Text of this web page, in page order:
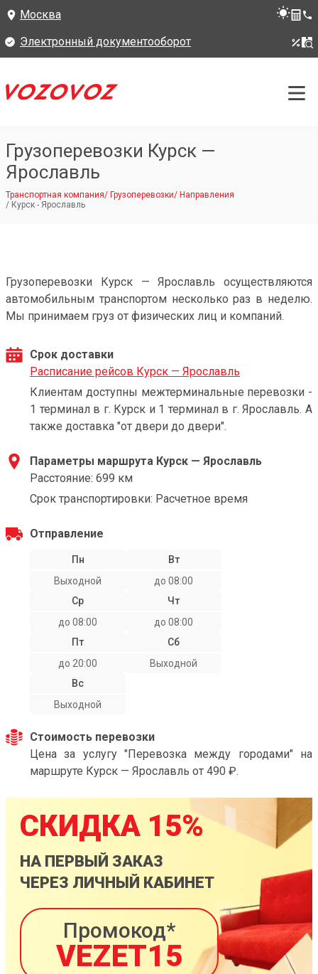
Москва
Электронный документооборот
Грузоперевозки Курск —
Ярославль
Транспортная компания/ Грузоперевозки/ Направления
/ Курск - Ярославль
Грузоперевозки Курск — Ярославль осуществляются
автомобильным транспортом несколько раз в неделю.
Мы принимаем груз от физических лиц и компаний.
Срок доставки
Расписание рейсов Курск — Ярославль
Клиентам доступны межтерминальные перевозки -
1 терминал в г. Курск и 1 терминал в г. Ярославль. А
также доставка "от двери до двери".
Параметры маршрута Курск — Ярославль
Расстояние: 699 км
Срок транспортировки: Расчетное время
Отправление
Пн
Выходной
Вт
до 08:00
Ср
до 08:00
Чт
до 08:00
Пт
до 20:00
Сб
Выходной
Вс
Выходной
Стоимость перевозки
Цена за услугу "Перевозка между городами" на
маршруте Курск — Ярославль от 490 ₽.
СКИДКА 15%
НА ПЕРВЫЙ ЗАКАЗ
ЧЕРЕЗ ЛИЧНЫЙ КАБИНЕТ
Промокод*
VEZET15